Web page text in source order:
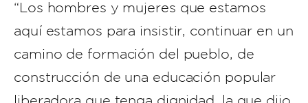
“Los hombres y mujeres que estamos
aquí estamos para insistir, continuar en un
camino de formación del pueblo, de
construcción de una educación popular